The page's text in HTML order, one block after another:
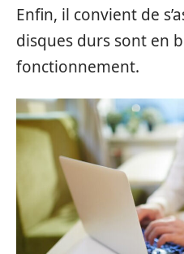
Enfin, il convient de
disques durs sont en
fonctionnement.